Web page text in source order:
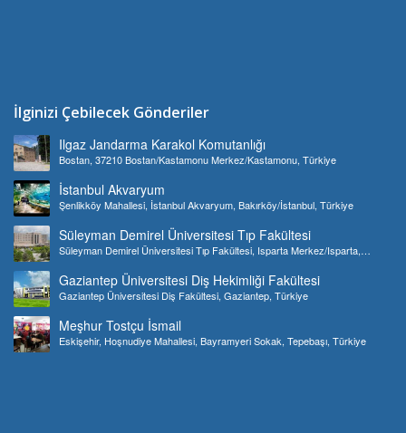
İlginizi Çebilecek Gönderiler
Ilgaz Jandarma Karakol Komutanlığı
Bostan, 37210 Bostan/Kastamonu Merkez/Kastamonu, Türkiye
İstanbul Akvaryum
Şenlikköy Mahallesi, İstanbul Akvaryum, Bakırköy/İstanbul, Türkiye
Süleyman Demirel Üniversitesi Tıp Fakültesi
Süleyman Demirel Üniversitesi Tıp Fakültesi, Isparta Merkez/Isparta,
Gaziantep Üniversitesi Diş Hekimliği Fakültesi
Gaziantep Üniversitesi Diş Fakültesi, Gaziantep, Türkiye
Meşhur Tostçu İsmail
Eskişehir, Hoşnudiye Mahallesi, Bayramyeri Sokak, Tepebaşı, Türkiye